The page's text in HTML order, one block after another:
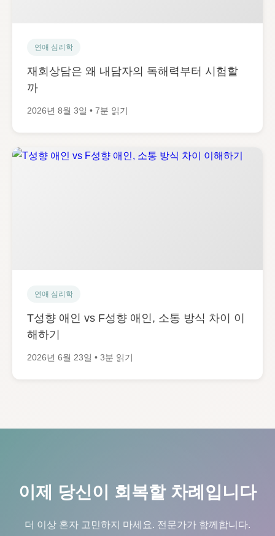
연애 심리학
재회상담은 왜 내담자의 독해력부터 시험할
까
2026년 8월 3일 • 7분 읽기
연애 심리학
T성향 애인 vs F성향 애인, 소통 방식 차이 이
해하기
2026년 6월 23일 • 3분 읽기
이제 당신이 회복할 차례입니다
더 이상 혼자 고민하지 마세요. 전문가가 함께합니다.